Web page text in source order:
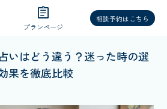
assignment
プランページ
相談予約はこちら
いはどう違う？迷った時の選
果を徹底比較